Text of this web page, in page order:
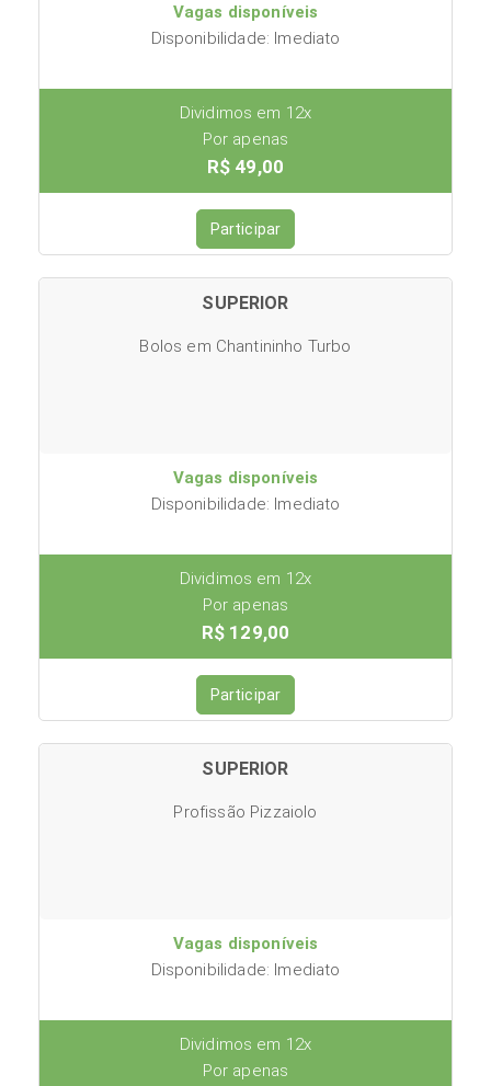
Vagas disponíveis
Disponibilidade: Imediato
Dividimos em 12x
Por apenas
R$ 49,00
Participar
SUPERIOR
Bolos em Chantininho Turbo
Vagas disponíveis
Disponibilidade: Imediato
Dividimos em 12x
Por apenas
R$ 129,00
Participar
SUPERIOR
Profissão Pizzaiolo
Vagas disponíveis
Disponibilidade: Imediato
Dividimos em 12x
Por apenas